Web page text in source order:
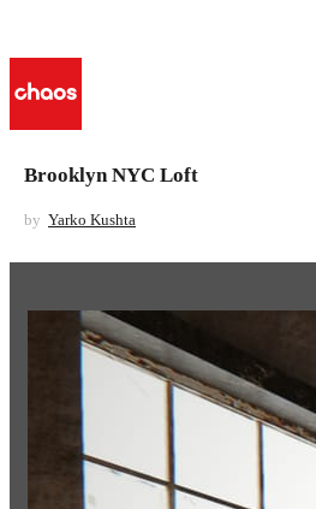
Brooklyn NYC Loft
by Yarko Kushta